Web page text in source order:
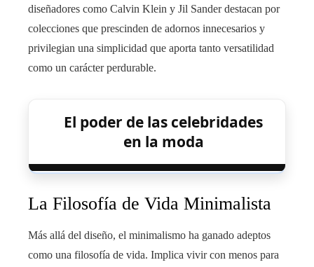
diseñadores como Calvin Klein y Jil Sander destacan por
colecciones que prescinden de adornos innecesarios y
privilegian una simplicidad que aporta tanto versatilidad
como un carácter perdurable.
El poder de las celebridades
en la moda
La Filosofía de Vida Minimalista
Más allá del diseño, el minimalismo ha ganado adeptos
como una filosofía de vida. Implica vivir con menos para